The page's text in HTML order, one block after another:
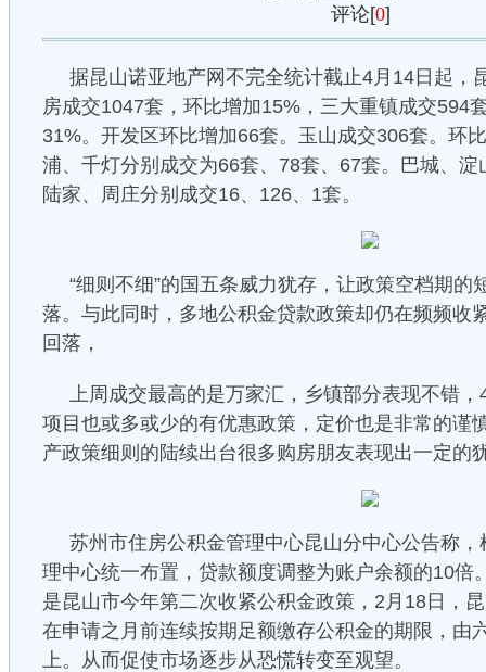
评论[0]
据昆山诺亚地产网不完全统计截止4月14日起，
房成交1047套，环比增加15%，三大重镇成交594
31%。开发区环比增加66套。玉山成交306套。环
浦、千灯分别成交为66套、78套、67套。巴城、
陆家、周庄分别成交16、126、1套。
“细则不细”的国五条威力犹存，让政策空档期的
落。与此同时，多地公积金贷款政策却仍在频频收
回落，
上周成交最高的是万家汇，乡镇部分表现不错
项目也或多或少的有优惠政策，定价也是非常的谨
产政策细则的陆续出台很多购房朋友表现出一定的
苏州市住房公积金管理中心昆山分中心公告称
理中心统一布置，贷款额度调整为账户余额的10倍
是昆山市今年第二次收紧公积金政策，2月18日，
在申请之月前连续按期足额缴存公积金的期限，由
上。从而促使市场逐步从恐慌转变至观望。